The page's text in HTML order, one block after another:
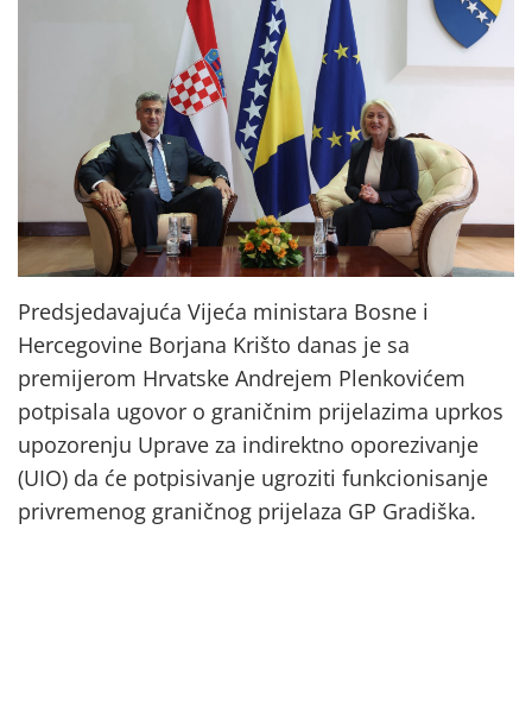
Predsjedavajuća Vijeća ministara Bosne i
Hercegovine Borjana Krišto danas je sa
premijerom Hrvatske Andrejem Plenkovićem
potpisala ugovor o graničnim prijelazima uprkos
upozorenju Uprave za indirektno oporezivanje
(UIO) da će potpisivanje ugroziti funkcionisanje
privremenog graničnog prijelaza GP Gradiška.